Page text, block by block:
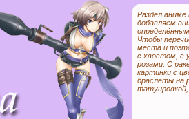
Раздел
добавляем
Чтобы
места и
с хвостом, с
рогами, С
картинки с
браслеты на
татуировкой,